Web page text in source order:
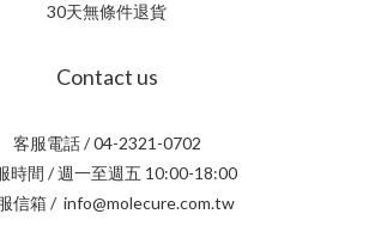
30天無條件退貨
Contact us
客服電話 / 04-2321-0702
時間 / 週一至週五 10:00-18:00
信箱 / info@molecure.com.tw